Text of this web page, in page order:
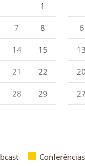
1
7 8
14 15
21 22
28 29
6
13
20
27
Conferências